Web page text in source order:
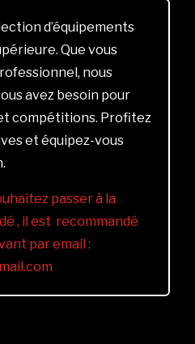
d’équipements
Que vous
nous
avez besoin pour
compétitions. Profitez
et équipez-vous
passer à la
, il est recommandé
par email :